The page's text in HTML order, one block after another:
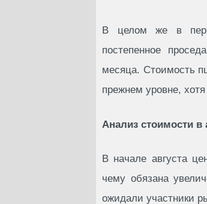
В целом же в
постепенное
месяца. Стоимость
прежнем уровне,
Анализ стоимости в
В начале августа
чему обязана
ожидали участники